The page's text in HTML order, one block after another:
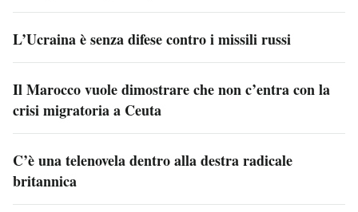
L’Ucraina è senza difese contro i missili russi
Il Marocco vuole dimostrare che non c’entra con la
crisi migratoria a Ceuta
C’è una telenovela dentro alla destra radicale
britannica